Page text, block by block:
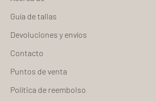
Guía de tallas
Devoluciones y envíos
Contacto
Puntos de venta
Política de reembolso